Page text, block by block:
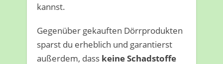
kannst.
Gegenüber gekauften Dörrprodukten
sparst du erheblich und garantierst
außerdem, dass keine Schadstoffe